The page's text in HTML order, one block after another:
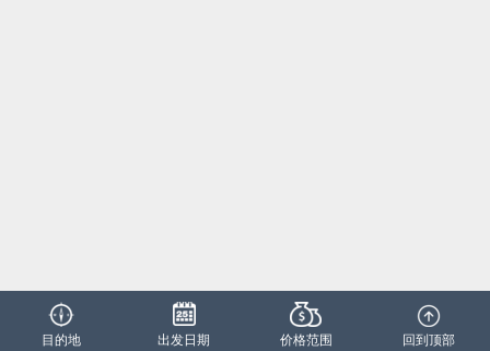
目的地 出发日期 价格范围 回到顶部